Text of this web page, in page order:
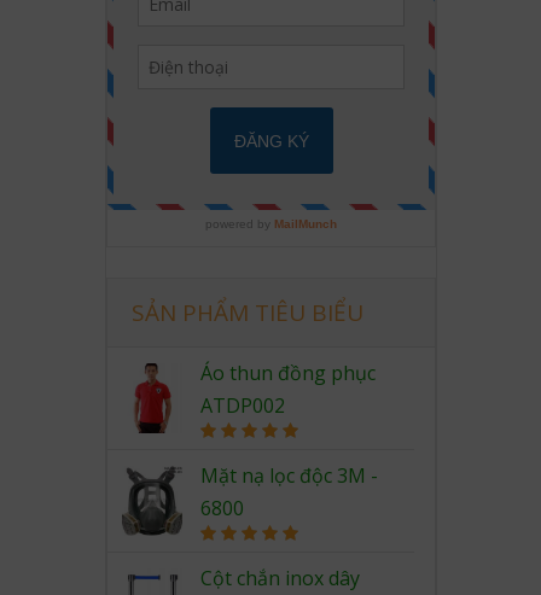
SẢN PHẨM TIÊU BIỂU
Áo thun đồng phục
ATDP002
out of 5
Mặt nạ lọc độc 3M -
6800
out of 5
Cột chắn inox dây